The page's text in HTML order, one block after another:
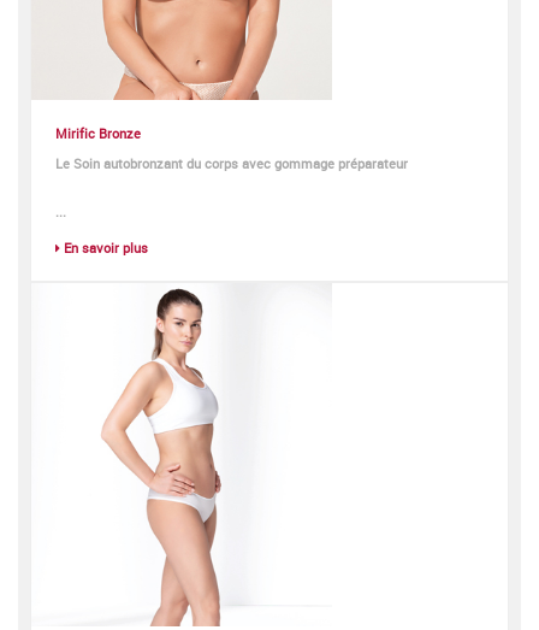
Mirific Bronze
Le Soin autobronzant du corps avec gommage préparateur
...
En savoir plus